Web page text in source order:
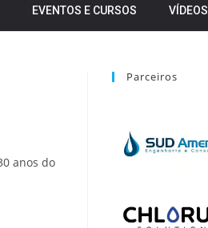
EVENTOS E CURSOS VÍDEOS
anos do
Parceiros